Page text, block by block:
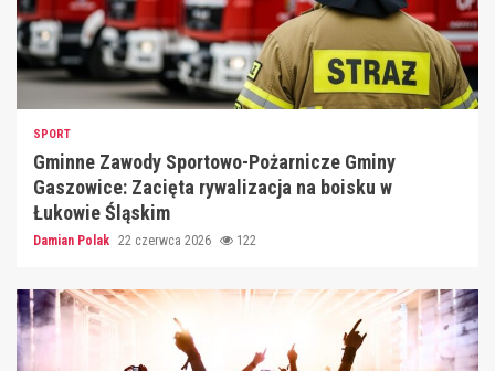
SPORT
Gminne Zawody Sportowo-Pożarnicze Gminy
Gaszowice: Zacięta rywalizacja na boisku w
Łukowie Śląskim
Damian Polak 22 czerwca 2026 122